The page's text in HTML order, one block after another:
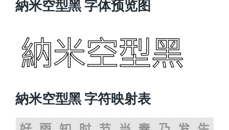
納米空型黑 字体预览图
納米空型黑 字符映射表